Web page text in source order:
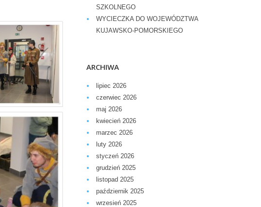
SZKOLNEGO
WYCIECZKA DO WOJEWÓDZTWA
KUJAWSKO-POMORSKIEGO
ARCHIWA
lipiec 2026
czerwiec 2026
maj 2026
kwiecień 2026
marzec 2026
luty 2026
styczeń 2026
grudzień 2025
listopad 2025
październik 2025
wrzesień 2025